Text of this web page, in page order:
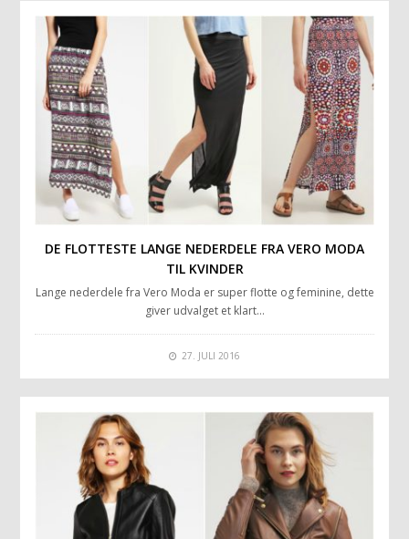
DE FLOTTESTE LANGE NEDERDELE FRA VERO MODA
TIL KVINDER
Lange nederdele fra Vero Moda er super flotte og feminine, dette
giver udvalget et klart…
27. JULI 2016